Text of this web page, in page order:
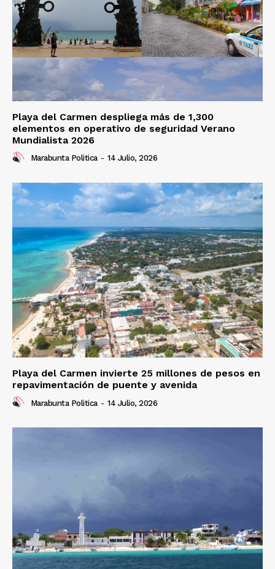
Playa del Carmen despliega más de 1,300
elementos en operativo de seguridad Verano
Mundialista 2026
Marabunta Politica - 14 Julio, 2026
Playa del Carmen invierte 25 millones de pesos en
repavimentación de puente y avenida
Marabunta Politica - 14 Julio, 2026